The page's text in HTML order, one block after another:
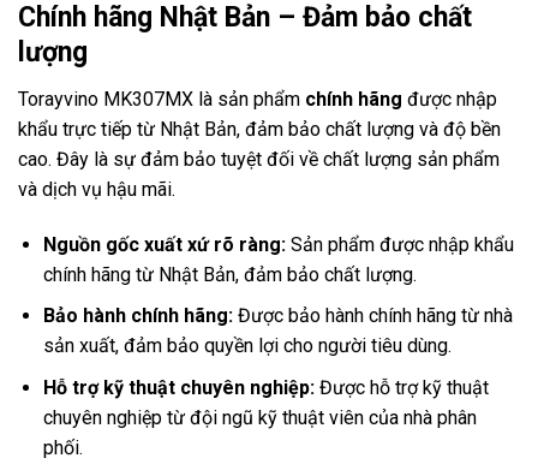
Chính hãng Nhật Bản – Đảm bảo chất
lượng
Torayvino MK307MX là sản phẩm chính hãng được nhập
khẩu trực tiếp từ Nhật Bản, đảm bảo chất lượng và độ bền
cao. Đây là sự đảm bảo tuyệt đối về chất lượng sản phẩm
và dịch vụ hậu mãi.
Nguồn gốc xuất xứ rõ ràng:Sản phẩm được nhập khẩu
chính hãng từ Nhật Bản, đảm bảo chất lượng.
Bảo hành chính hãng:Được bảo hành chính hãng từ nhà
sản xuất, đảm bảo quyền lợi cho người tiêu dùng.
Hỗ trợ kỹ thuật chuyên nghiệp:Được hỗ trợ kỹ thuật
chuyên nghiệp từ đội ngũ kỹ thuật viên của nhà phân
phối.